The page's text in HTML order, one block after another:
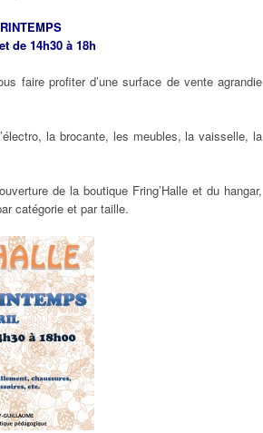
de 14h30 à 18h
faire profiter d’une surface de vente agrandie
la brocante, les meubles, la vaisselle, la
de la boutique Fring’Halle et du hangar,
catégorie et par taille.